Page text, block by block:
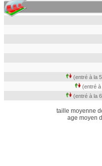
(entré à la
(entré à
(entré à la
taille moyenne
age moyen